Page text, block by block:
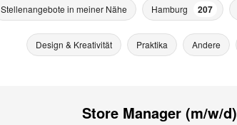
Stellenangebote in meiner Nähe Hamburg 207
Design & Kreativität Praktika Andere
Store Manager (m/w/